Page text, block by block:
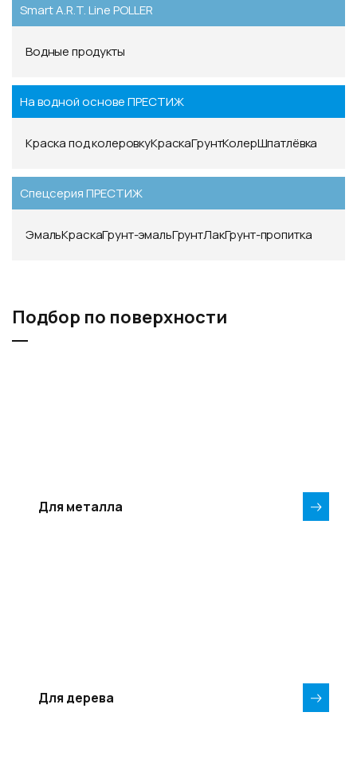
Smart A.R.T. Line POLLER
Водные продукты
На водной основе ПРЕСТИЖ
Краска под колеровкуКраскаГрунтКолерШпатлёвка
Спецсерия ПРЕСТИЖ
ЭмальКраскаГрунт-эмальГрунтЛакГрунт-пропитка
Подбор по поверхности
Для металла
Для дерева